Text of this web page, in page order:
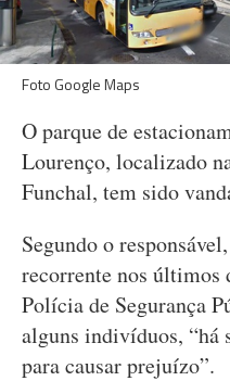
Foto Google Maps
O parque de
Lourenço, localizado
Funchal, tem sido
Segundo o
recorrente nos últimos
Polícia de Segurança
alguns indivíduos, “há
para causar prejuízo”.